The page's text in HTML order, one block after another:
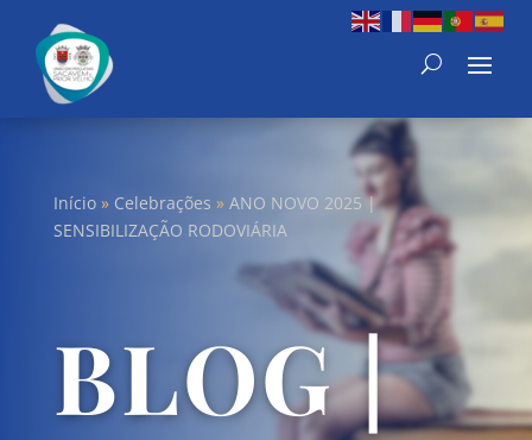
Início» Celebrações » ANO NOVO 2025 |
SENSIBILIZAÇÃO RODOVIÁRIA
BLOG |